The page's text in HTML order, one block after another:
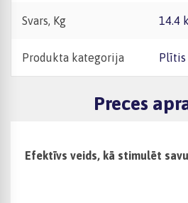
Svars, Kg 14.4
Produkta kategorija Plītis
Preces
Efektīvs veids, kā stimulēt